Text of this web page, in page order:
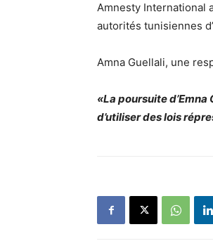
Amnesty International
autorités tunisiennes
Amna Guellali, une
«La poursuite
d’utiliser des lois